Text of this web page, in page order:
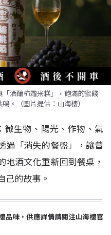
酒釀柿霜米糕」，飽滿的蜜餞
。（圖片提供：山海樓）
微生物、陽光、作物、氣
過「消失的餐盤」，讓曾
地酒文化重新回到餐桌，
己的故事。
品味，供應詳情請關注山海樓官